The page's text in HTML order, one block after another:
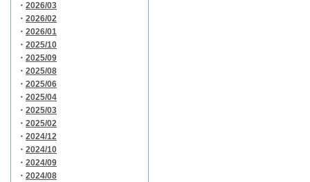
・ 2026/03
・ 2026/02
・ 2026/01
・ 2025/10
・ 2025/09
・ 2025/08
・ 2025/06
・ 2025/04
・ 2025/03
・ 2025/02
・ 2024/12
・ 2024/10
・ 2024/09
・ 2024/08